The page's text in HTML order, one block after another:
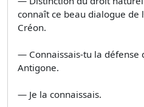
connaît ce beau dialogue de
Créon.
— Connaissais-tu la défense
Antigone.
— Je la connaissais.